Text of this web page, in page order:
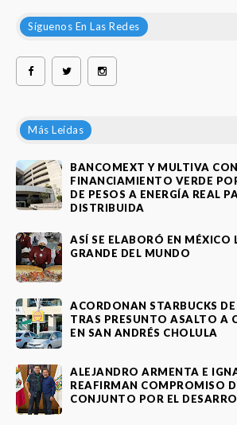
Síguenos En Las Redes
Más Leídas
BANCOMEXT Y MULTIVA
FINANCIAMIENTO VERDE
DE PESOS A ENERGÍA REAL
DISTRIBUIDA
ASÍ SE ELABORÓ EN MÉXICO
GRANDE DEL MUNDO
ACORDONAN STARBUCKS
TRAS PRESUNTO ASALTO A
EN SAN ANDRÉS CHOLULA
ALEJANDRO ARMENTA E
REAFIRMAN COMPROMISO
CONJUNTO POR EL